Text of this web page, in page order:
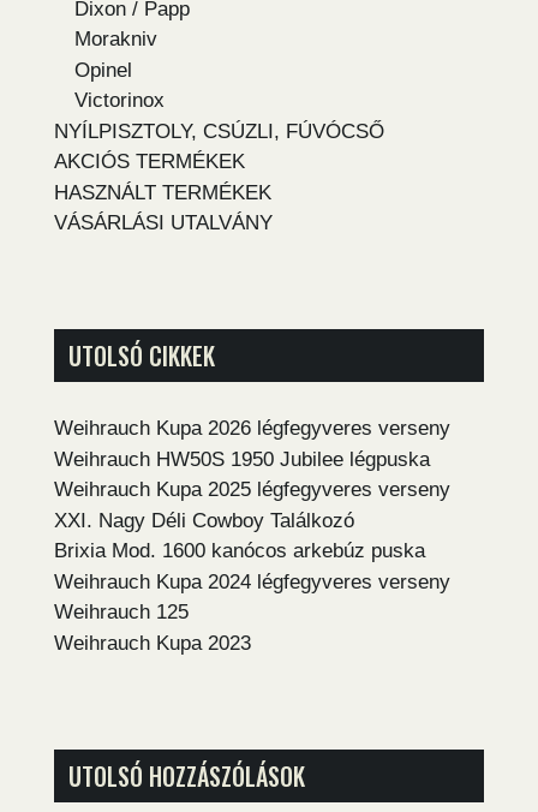
Dixon / Papp
Morakniv
Opinel
Victorinox
NYÍLPISZTOLY, CSÚZLI, FÚVÓCSŐ
AKCIÓS TERMÉKEK
HASZNÁLT TERMÉKEK
VÁSÁRLÁSI UTALVÁNY
UTOLSÓ CIKKEK
Weihrauch Kupa 2026 légfegyveres verseny
Weihrauch HW50S 1950 Jubilee légpuska
Weihrauch Kupa 2025 légfegyveres verseny
XXI. Nagy Déli Cowboy Találkozó
Brixia Mod. 1600 kanócos arkebúz puska
Weihrauch Kupa 2024 légfegyveres verseny
Weihrauch 125
Weihrauch Kupa 2023
UTOLSÓ HOZZÁSZÓLÁSOK